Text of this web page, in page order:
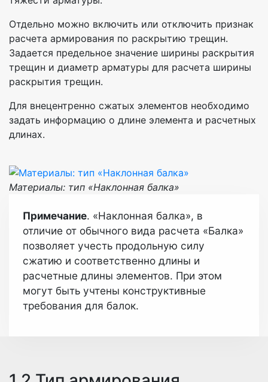
Отдельно можно включить или отключить признак
расчета армирования по раскрытию трещин.
Задается предельное значение ширины раскрытия
трещин и диаметр арматуры для расчета ширины
раскрытия трещин.
Для внецентренно сжатых элементов необходимо
задать информацию о длине элемента и расчетных
длинах.
Материалы: тип «Наклонная балка»
Примечание. «Наклонная балка», в
отличие от обычного вида расчета «Балка»
позволяет учесть продольную силу
сжатию и соответственно длины и
расчетные длины элементов. При этом
могут быть учтены конструктивные
требования для балок.